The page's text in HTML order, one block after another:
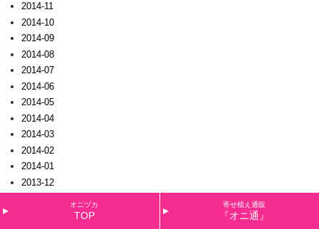
2014-11
2014-10
2014-09
2014-08
2014-07
2014-06
2014-05
2014-04
2014-03
2014-02
2014-01
2013-12
オニヅカ
TOP
寄せ植え通販
『オニ通』